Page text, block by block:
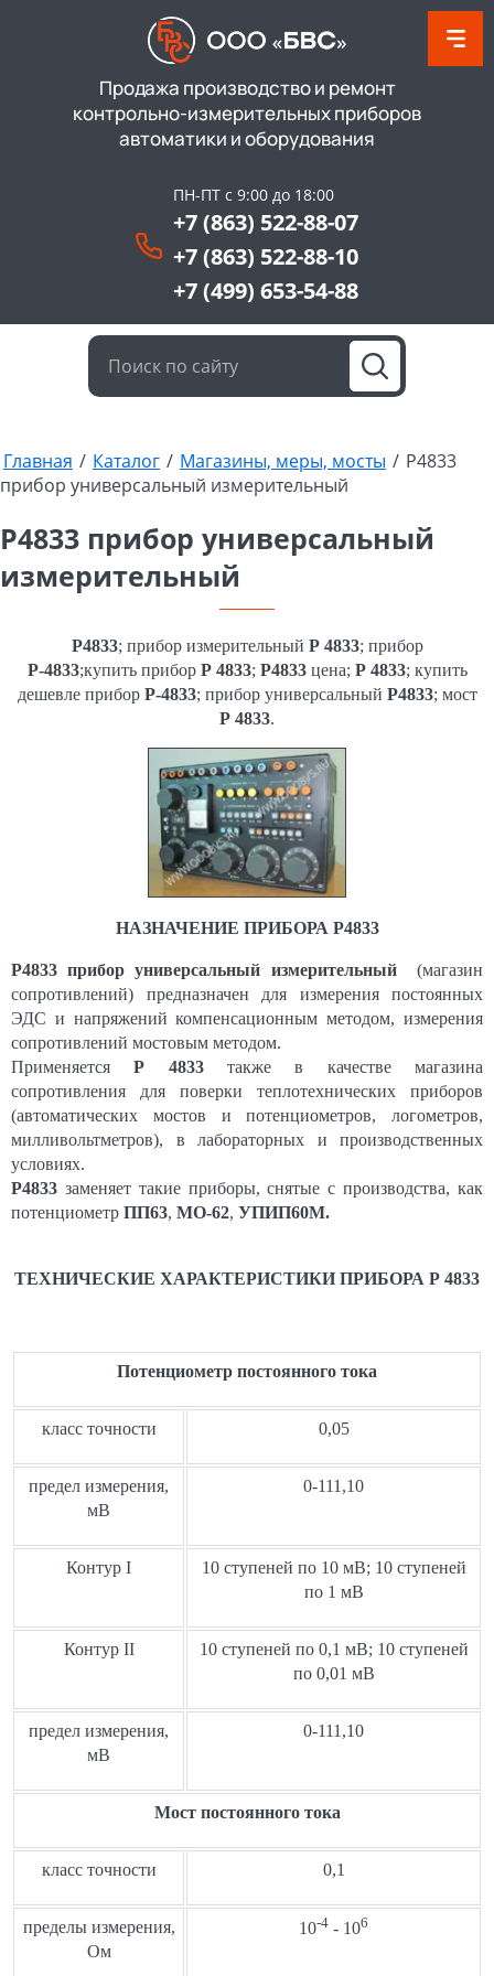
Продажа производство и ремонт
контрольно-измерительных приборов
автоматики и оборудования
ПН-ПТ с 9:00 до 18:00
+7 (863) 522-88-07
+7 (863) 522-88-10
+7 (499) 653-54-88
Главная / Каталог / Магазины, меры, мосты / Р4833
прибор универсальный измерительный
Р4833 прибор универсальный
измерительный
Р4833; прибор измерительный Р 4833; прибор
Р-4833;купить прибор Р 4833; Р4833 цена; Р 4833; купить
дешевле прибор Р-4833; прибор универсальный Р4833; мост
Р 4833.
НАЗНАЧЕНИЕ ПРИБОРА Р4833
Р4833 прибор универсальный измерительный
(магазин
сопротивлений) предназначен для измерения постоянных
ЭДС и напряжений компенсационным методом, измерения
сопротивлений мостовым методом.
ПрименяетсяР 4833также в качестве магазина
сопротивления для поверки теплотехнических приборов
(автоматических мостов и потенциометров, логометров,
милливольтметров), в лабораторных и производственных
условиях.
Р4833 заменяет такие приборы, снятые с производства, как
потенциометр ПП63, МО-62, УПИП60М.
ТЕХНИЧЕСКИЕ ХАРАКТЕРИСТИКИ ПРИБОРА Р 4833
Потенциометр постоянного тока
класс точности 0,05
предел измерения,
мВ
0-111,10
Контур I
10 ступеней по 10 мВ; 10 ступеней
по 1 мВ
Контур II
10 ступеней по 0,1 мВ; 10 ступеней
по 0,01 мВ
предел измерения,
мВ
0-111,10
Мост постоянного тока
класс точности 0,1
пределы измерения,
Ом
10-4 - 106